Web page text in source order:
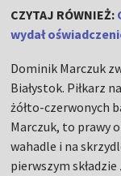
CZYTAJ RÓWNIEŻ:
wydał
Dominik Marczuk
Białystok. Piłkarz
żółto-czerwonych
Marczuk, to prawy
wahadle i na
pierwszym składzie